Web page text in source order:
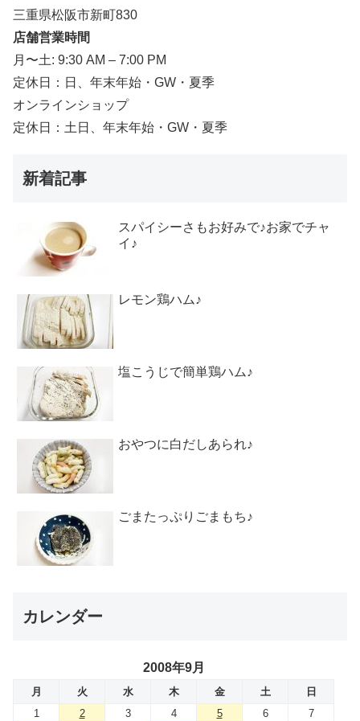
三重県松阪市新町830
店舗営業時間
月〜土: 9:30 AM – 7:00 PM
定休日：日、年末年始・GW・夏季
オンラインショップ
定休日：土日、年末年始・GW・夏季
新着記事
スパイシーさもお好みで♪お家でチャ
イ♪
レモン鶏ハム♪
塩こうじで簡単鶏ハム♪
おやつに白だしあられ♪
ごまたっぷりごまもち♪
カレンダー
2008年9月
月 火 水 木 金 土
日
1
2 3 4 5 6
7